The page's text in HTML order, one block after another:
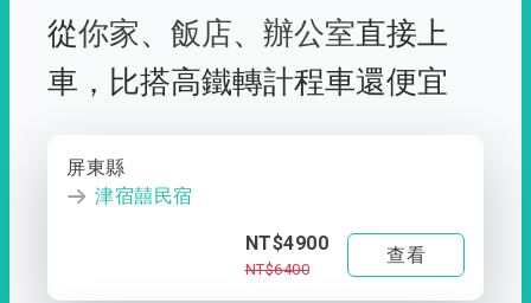
從你家、 飯店、 辦公室直接上
車， 比搭高鐵轉計程車還便宜
屏東縣
津宿囍民宿
NT$4900
NT$6400
查看